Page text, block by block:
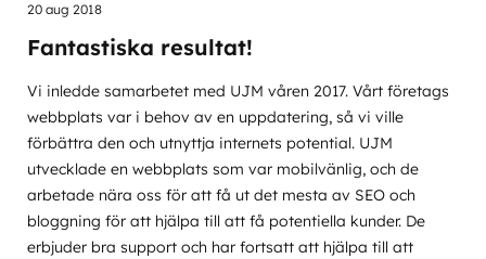
20 aug 2018
Fantastiska resultat!
Vi inledde samarbetet med UJM våren 2017. Vårt företags
webbplats var i behov av en uppdatering, så vi ville
förbättra den och utnyttja internets potential. UJM
utvecklade en webbplats som var mobilvänlig, och de
arbetade nära oss för att få ut det mesta av SEO och
bloggning för att hjälpa till att få potentiella kunder. De
erbjuder bra support och har fortsatt att hjälpa till att